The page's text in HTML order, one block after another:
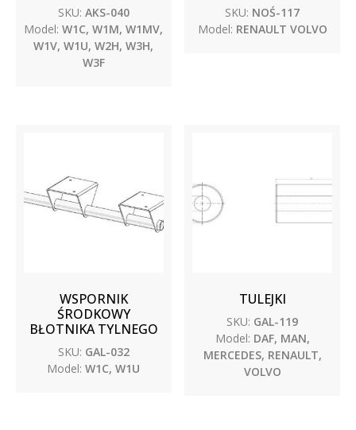
SKU: AKS-040
Model: W1C, W1M, W1MV,
W1V, W1U, W2H, W3H,
W3F
SKU: NOŚ-117
Model: RENAULT VOLVO
WSPORNIK
ŚRODKOWY
BŁOTNIKA TYLNEGO
SKU: GAL-032
Model: W1C, W1U
TULEJKI
SKU: GAL-119
Model: DAF, MAN,
MERCEDES, RENAULT,
VOLVO